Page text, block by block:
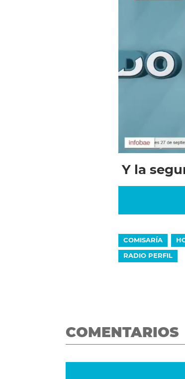
Y la
COMISARÍA
RADIO PERFIL
COMENTARIOS